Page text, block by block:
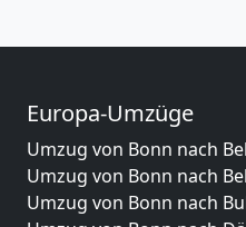
Europa-Umzüge
Umzug von Bonn nach
Umzug von Bonn nach
Umzug von Bonn nach